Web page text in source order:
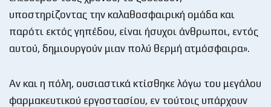
υποστηρίζοντας την καλαθοσφαιρική ομάδα και
παρότι εκτός γηπέδου, είναι ήσυχοι άνθρωποι, εντός
αυτού, δημιουργούν μιαν πολύ θερμή ατμόσφαιρα».
Αν και η πόλη, ουσιαστικά κτίσθηκε λόγω του μεγάλου
φαρμακευτικού εργοστασίου, εν τούτοις υπάρχουν